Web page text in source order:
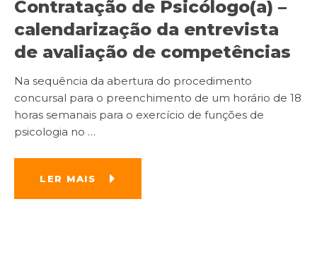
Contratação de Psicólogo(a) –
calendarização da entrevista
de avaliação de competências
Na sequência da abertura do procedimento
concursal para o preenchimento de um horário de 18
horas semanais para o exercício de funções de
psicologia no …
LER MAIS